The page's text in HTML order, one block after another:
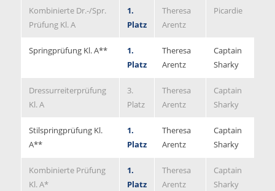
Kombinierte Dr.-/Spr.
Prüfung Kl. A
1.
Platz
Theresa
Arentz
Picardie
Springprüfung Kl. A**
1.
Platz
Theresa
Arentz
Captain
Sharky
Dressurreiterprüfung
Kl. A
3.
Platz
Theresa
Arentz
Captain
Sharky
Stilspringprüfung Kl.
A**
1.
Platz
Theresa
Arentz
Captain
Sharky
Kombinierte Prüfung
Kl. A*
1.
Platz
Theresa
Arentz
Captain
Sharky